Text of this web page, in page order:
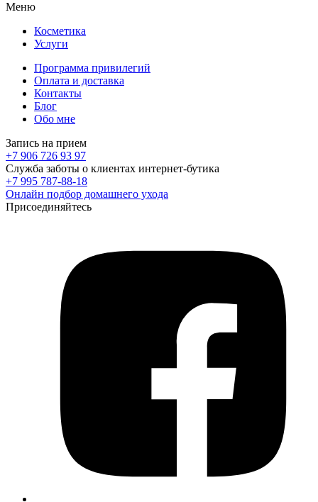
Меню
Косметика
Услуги
Программа привилегий
Оплата и доставка
Контакты
Блог
Обо мне
Запись на прием
+7 906 726 93 97
Служба заботы о клиентах интернет-бутика
+7 995 787-88-18
Онлайн подбор домашнего ухода
Присоединяйтесь